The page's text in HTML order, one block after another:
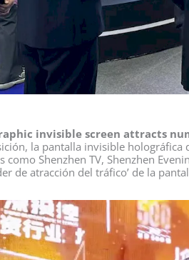
invisible screen attracts
la pantalla invisible
como Shenzhen TV, Shenzhen
de atracción del tráfico’ de la